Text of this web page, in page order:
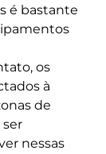
é bastante
os
à
de
ser
nessas